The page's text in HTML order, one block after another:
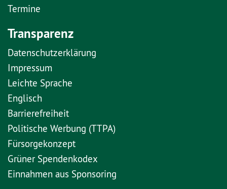
Termine
Transparenz
Datenschutzerklärung
Impressum
Leichte Sprache
Englisch
Barrierefreiheit
Politische Werbung (TTPA)
Fürsorgekonzept
Grüner Spendenkodex
Einnahmen aus Sponsoring